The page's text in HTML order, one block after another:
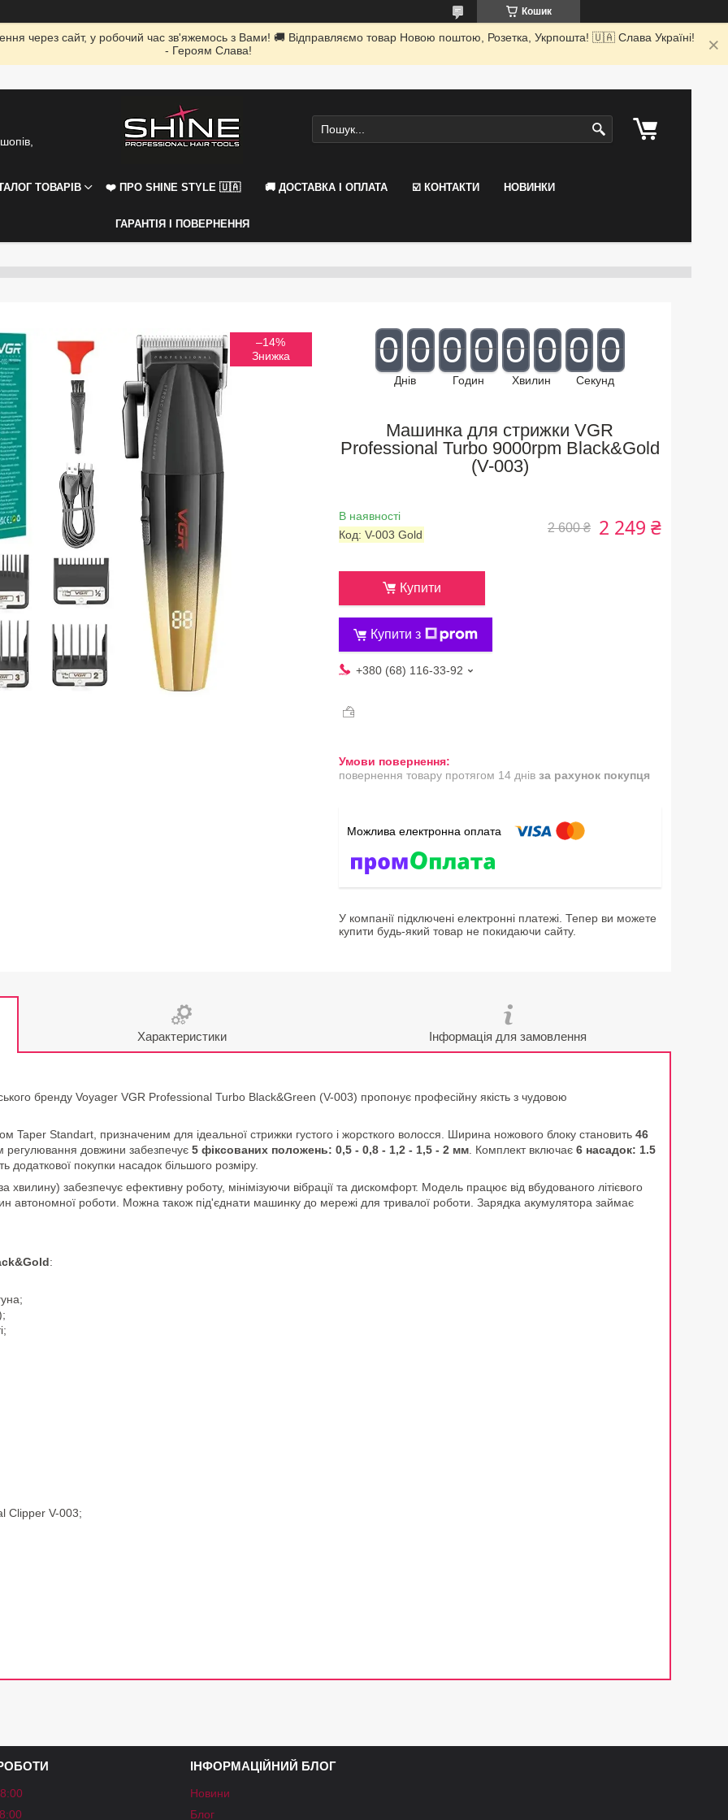
Кошик
через сайт, у робочий час зв'яжемось з Вами! 🚚 Відправляємо товар Новою поштою, Розетка, Укрпошта! 🇺🇦 Слава Україні!
- Героям Слава!
ТОВАРІВ ❤️ ПРО SHINE STYLE 🇺🇦 🚚 ДОСТАВКА І ОПЛАТА ☑️ КОНТАКТИ НОВИНКИ
ГАРАНТІЯ І ПОВЕРНЕННЯ
–14% 0 0
Днів
0 0
Годин
0 0
Хвилин
0 0
Секунд
Машинка для стрижки VGR
Professional Turbo 9000rpm Black&Gold
(V-003)
В наявності
Код: V-003 Gold 2 600 ₴ 2 249 ₴
Купити
Купити з
+380 (68) 116-33-92
повернення товару протягом 14 днів за рахунок покупця
У компанії підключені електронні платежі. Тепер ви можете
купити будь-який товар не покидаючи сайту.
Характеристики Інформація для замовлення
бренду Voyager VGR Professional Turbo Black&Green (V-003) пропонує професійну якість з чудовою
Standart, призначеним для ідеальної стрижки густого і жорсткого волосся. Ширина ножового блоку становить 46
регулювання довжини забезпечує 5 фіксованих положень: 0,5 - 0,8 - 1,2 - 1,5 - 2 мм. Комплект включає 6 насадок: 1.5
додаткової покупки насадок більшого розміру.
забезпечує ефективну роботу, мінімізуючи вібрації та дискомфорт. Модель працює від вбудованого літієвого
автономної роботи. Можна також під'єднати машинку до мережі для тривалої роботи. Зарядка акумулятора займає
:
Clipper V-003;
ІНФОРМАЦІЙНИЙ БЛОГ
Новини
Блог